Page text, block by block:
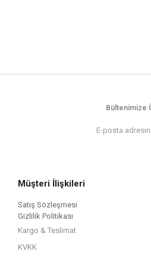
Bültenimize
Müşteri İlişkileri
Satış Sözleşmesi
Gizlilik Politikası
Kargo & Teslimat
KVKK